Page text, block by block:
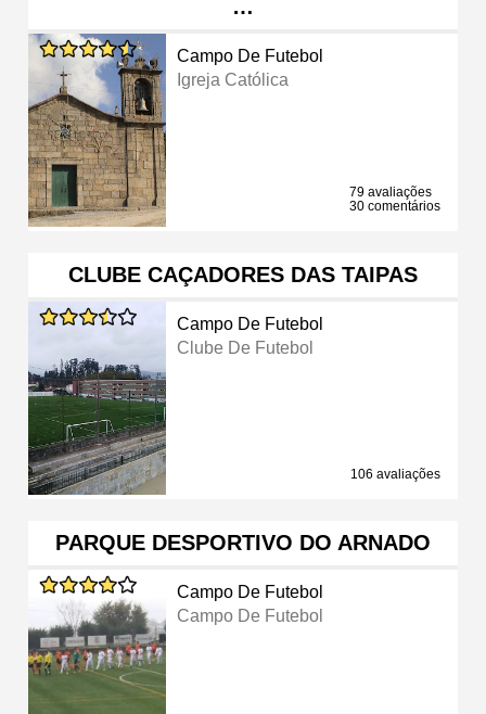
…
Campo De Futebol
Igreja Católica
79 avaliações
30 comentários
CLUBE CAÇADORES DAS TAIPAS
Campo De Futebol
Clube De Futebol
106 avaliações
PARQUE DESPORTIVO DO ARNADO
Campo De Futebol
Campo De Futebol